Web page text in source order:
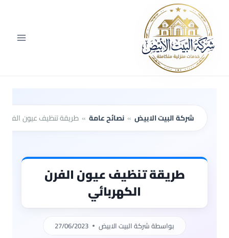
المحتوى
شركة البيت الابيض » نصائح عامة » طريقة تنظيف عيون الفرن
طريقة تنظيف عيون الفرن
الكهربائي
بواسطةشركة البيت الابيض 27/06/2023